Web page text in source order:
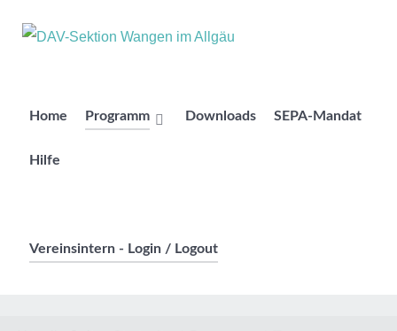
Home Programm Downloads SEPA-Mandat
Hilfe
Vereinsintern - Login / Logout